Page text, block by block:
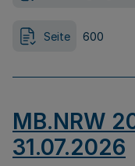
Seite 600
MB.NRW
31.07.2026